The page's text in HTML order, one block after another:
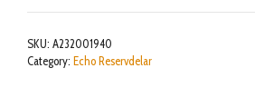
SKU: A232001940
Category: Echo Reservdelar